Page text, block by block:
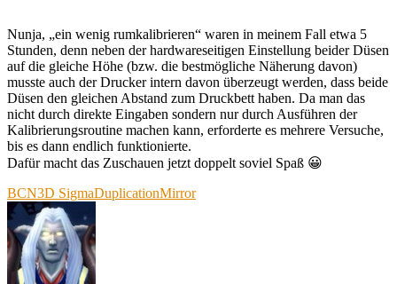
Nunja, „ein wenig rumkalibrieren“ waren in meinem Fall etwa 5
Stunden, denn neben der hardwareseitigen Einstellung beider Düsen
auf die gleiche Höhe (bzw. die bestmögliche Näherung davon)
musste auch der Drucker intern davon überzeugt werden, dass beide
Düsen den gleichen Abstand zum Druckbett haben. Da man das
nicht durch direkte Eingaben sondern nur durch Ausführen der
Kalibrierungsroutine machen kann, erforderte es mehrere Versuche,
bis es dann endlich funktionierte.
Dafür macht das Zuschauen jetzt doppelt soviel Spaß 😀
BCN3D SigmaDuplicationMirror